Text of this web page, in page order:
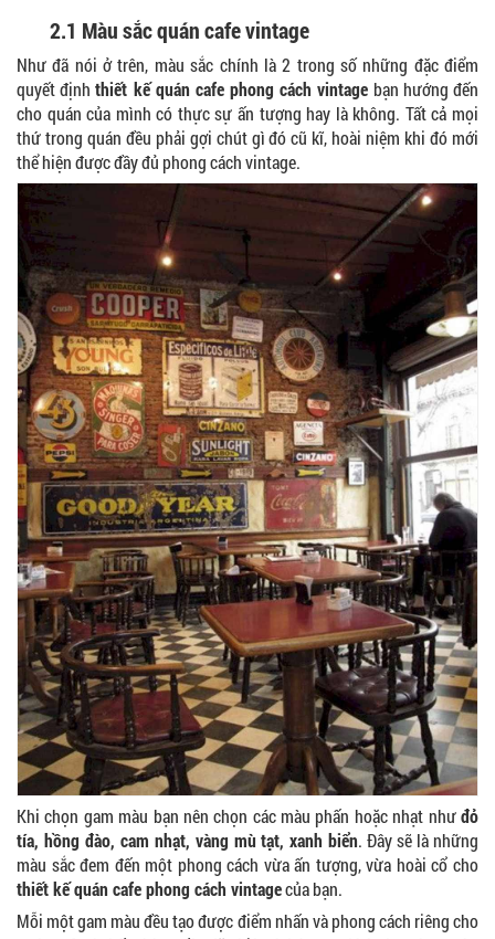
2.1 Màu sắc quán cafe vintage
Như đã nói ở trên, màu sắc chính là 2 trong số những đặc điểm
quyết địnhthiết kế quán cafe phong cách vintage bạn hướng đến
cho quán của mình có thực sự ấn tượng hay là không. Tất cả mọi
thứ trong quán đều phải gợi chút gì đó cũ kĩ, hoài niệm khi đó mới
thể hiện được đầy đủ phong cách vintage.
Khi chọn gam màu bạn nên chọn các màu phấn hoặc nhạt nhưđỏ
tía, hồng đào, cam nhạt, vàng mù tạt, xanh biển. Đây sẽ là những
màu sắc đem đến một phong cách vừa ấn tượng, vừa hoài cổ cho
thiết kế quán cafe phong cách vintagecủa bạn.
Mỗi một gam màu đều tạo được điểm nhấn và phong cách riêng cho